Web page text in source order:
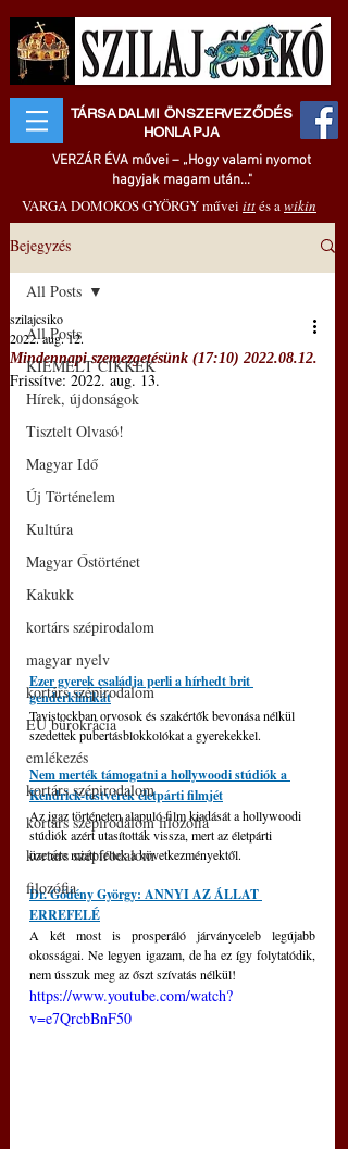
TÁRSADALMI ÖNSZERVEZŐDÉS
HONLAPJA
VERZÁR ÉVA művei – „Hogy valami nyomot
hagyjak magam után..."
VARGA DOMOKOS GYÖRGY művei ittés awikin
Bejegyzés
All Posts
KIEMELT CIKKEK
Hírek, újdonságok
Tisztelt Olvasó!
Magyar Idő
Új Történelem
Kultúra
Magyar Őstörténet
Kakukk
kortárs szépirodalom
magyar nyelv
kortárs szépirodalom
EU bürokrácia
emlékezés
kortárs szépirodalom
kortárs szépirodalom filozófia
kortárs szépirodalom
filozófia
All Posts
Mindennapi szemezgetésünk (17:10) 2022.08.12.
szilajcsiko
2022. aug. 12.
Frissítve: 2022. aug. 13.
Ezer gyerek családja perli a hírhedt brit
genderklinikát
Tavistockban orvosok és szakértők bevonása nélkül
szedettek pubertásblokkolókat a gyerekekkel.
Nem merték támogatni a hollywoodi stúdiók a
Kendrick-testvérek életpárti filmjét
Az igaz történeten alapuló film kiadását a hollywoodi
stúdiók azért utasították vissza, mert az életpárti
üzenete miatt féltek a következményektől.
Dr. Gődény György: ANNYI AZ ÁLLAT
ERREFELÉ
A két most is prosperáló járványceleb legújabb
okosságai. Ne legyen igazam, de ha ez így folytatódik,
nem ússzuk meg az őszt szívatás nélkül!
https://www.youtube.com/watch?
v=e7QrcbBnF50